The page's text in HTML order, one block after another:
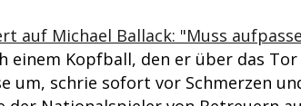
auf Michael Ballack: "Muss
einem Kopfball, den er über das
um, schrie sofort vor Schmerzen